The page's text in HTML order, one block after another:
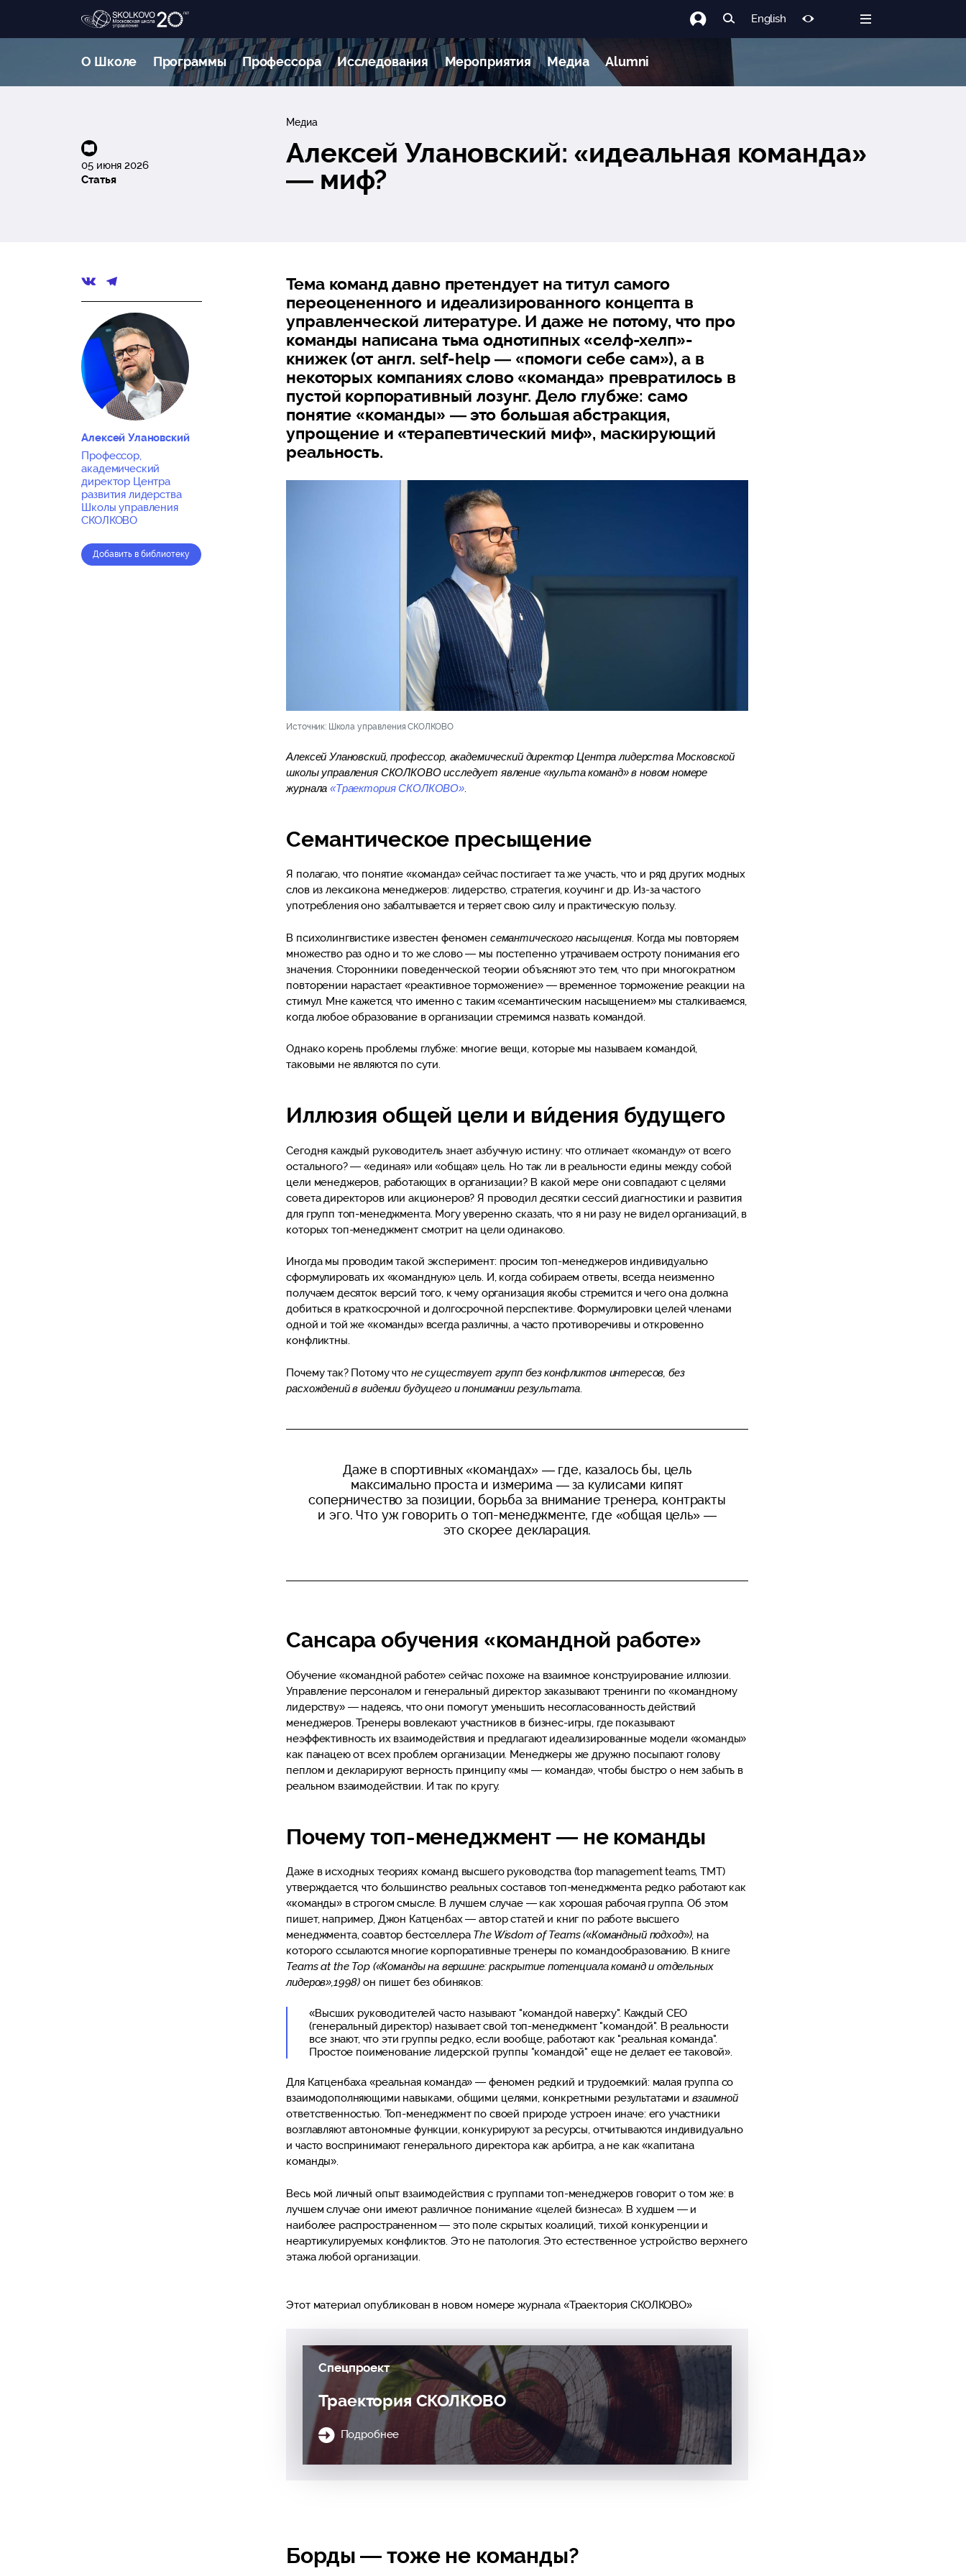
English
О Школе Программы Профессора Исследования Мероприятия Медиа Alumni
05 июня 2026
Статья
Медиа
Алексей Улановский: «идеальная команда»
— миф?
Тема команд давно претендует на титул самого
переоцененного и идеализированного концепта в
управленческой литературе. И даже не потому, что про
команды написана тьма однотипных «селф-хелп»-
книжек (от англ. self-help — «помоги себе сам»), а в
некоторых компаниях слово «команда» превратилось в
пустой корпоративный лозунг. Дело глубже: само
понятие «команды» — это большая абстракция,
упрощение и «терапевтический миф», маскирующий
реальность.
Источник: Школа управления СКОЛКОВО
Алексей Улановский, профессор, академический директор Центра лидерства Московской
школы управления СКОЛКОВО исследует явление «культа команд» в новом номере
журнала«Траектория СКОЛКОВО».
Семантическое пресыщение
Я полагаю, что понятие «команда» сейчас постигает та же участь, что и ряд других модных
слов из лексикона менеджеров: лидерство, стратегия, коучинг и др. Из-за частого
употребления оно забалтывается и теряет свою силу и практическую пользу.
В психолингвистике известен феномен семантического насыщения . Когда мы повторяем
множество раз одно и то же слово — мы постепенно утрачиваем остроту понимания его
значения. Сторонники поведенческой теории объясняют это тем, что при многократном
повторении нарастает «реактивное торможение» — временное торможение реакции на
стимул. Мне кажется, что именно с таким «семантическим насыщением» мы сталкиваемся,
когда любое образование в организации стремимся назвать командой.
Однако корень проблемы глубже: многие вещи, которые мы называем командой,
таковыми не являются по сути.
Иллюзия общей цели и ви́дения будущего
Сегодня каждый руководитель знает азбучную истину: что отличает «команду» от всего
остального? — «единая» или «общая» цель. Но так ли в реальности едины между собой
цели менеджеров, работающих в организации? В какой мере они совпадают с целями
совета директоров или акционеров? Я проводил десятки сессий диагностики и развития
для групп топ-менеджмента. Могу уверенно сказать, что я ни разу не видел организаций, в
которых топ-менеджмент смотрит на цели одинаково.
Иногда мы проводим такой эксперимент: просим топ-менеджеров индивидуально
сформулировать их «командную» цель. И, когда собираем ответы, всегда неизменно
получаем десяток версий того, к чему организация якобы стремится и чего она должна
добиться в краткосрочной и долгосрочной перспективе. Формулировки целей членами
одной и той же «команды» всегда различны, а часто противоречивы и откровенно
конфликтны.
Почему так? Потому что не существует групп без конфликтов интересов, без
расхождений в видении будущего и понимании результата
Даже в спортивных «командах» — где, казалось бы, цель
максимально проста и измерима — за кулисами кипят
соперничество за позиции, борьба за внимание тренера, контракты
и эго. Что уж говорить о топ-менеджменте, где «общая цель» —
это скорее декларация.
Сансара обучения «командной работе»
Обучение «командной работе» сейчас похоже на взаимное конструирование иллюзии.
Управление персоналом и генеральный директор заказывают тренинги по «командному
лидерству» — надеясь, что они помогут уменьшить несогласованность действий
менеджеров. Тренеры вовлекают участников в бизнес-игры, где показывают
неэффективность их взаимодействия и предлагают идеализированные модели «команды»
как панацею от всех проблем организации. Менеджеры же дружно посыпают голову
пеплом и декларируют верность принципу «мы — команда», чтобы быстро о нем забыть в
реальном взаимодействии. И так по кругу.
Почему топ-менеджмент — не команды
Даже в исходных теориях команд высшего руководства (top management teams, TMT)
утверждается, что большинство реальных составов топ-менеджмента редко работают как
«команды» в строгом смысле. В лучшем случае — как хорошая рабочая группа. Об этом
пишет, например, Джон Катценбах — автор статей и книг по работе высшего
менеджмента, соавтор бестселлера The Wisdom of Teams («Командный подход»), на
которого ссылаются многие корпоративные тренеры по командообразованию. В книге
Teams at the Top («Команды на вершине: раскрытие потенциала команд и отдельных
лидеров»,1998) он пишет без обиняков:
«Высших руководителей часто называют "командой наверху". Каждый СЕО
(генеральный директор) называет свой топ-менеджмент "командой". В реальности
все знают, что эти группы редко, если вообще, работают как "реальная команда".
Простое поименование лидерской группы "командой" еще не делает ее таковой».
Для Катценбаха «реальная команда» — феномен редкий и трудоемкий: малая группа со
взаимодополняющими навыками, общими целями, конкретными результатами и взаимной
ответственностью. Топ-менеджмент по своей природе устроен иначе: его участники
возглавляют автономные функции, конкурируют за ресурсы, отчитываются индивидуально
и часто воспринимают генерального директора как арбитра, а не как «капитана
команды».
Весь мой личный опыт взаимодействия с группами топ-менеджеров говорит о том же: в
лучшем случае они имеют различное понимание «целей бизнеса». В худшем — и
наиболее распространенном — это поле скрытых коалиций, тихой конкуренции и
неартикулируемых конфликтов. Это не патология. Это естественное устройство верхнего
этажа любой организации.
Этот материал опубликован в новом номере журнала «Траектория СКОЛКОВО»
Спецпроект
Траектория СКОЛКОВО
Подробнее
Борды — тоже не команды?
Алексей Улановский
Профессор,
академический
директор Центра
развития лидерства
Школы управления
СКОЛКОВО
Добавить в библиотеку